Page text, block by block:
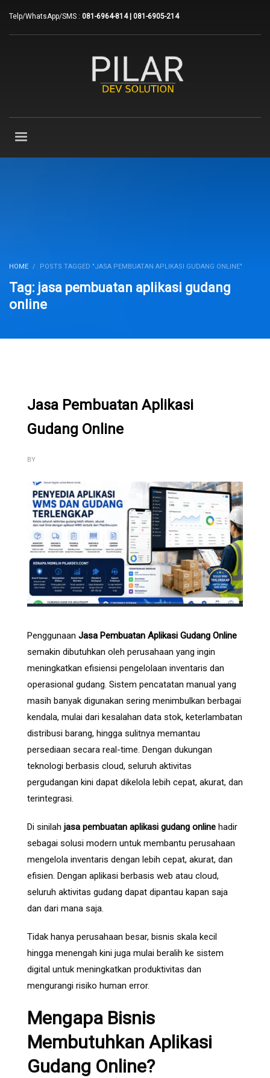
Telp/WhatsApp/SMS : 081-6964-814 | 081-6905-214
HOME POSTS TAGGED "JASA PEMBUATAN APLIKASI GUDANG ONLINE"
Tag: jasa pembuatan aplikasi gudang
online
Jasa Pembuatan Aplikasi
Gudang Online
BY
Penggunaan Jasa Pembuatan Aplikasi Gudang Online
semakin dibutuhkan oleh perusahaan yang ingin
meningkatkan efisiensi pengelolaan inventaris dan
operasional gudang. Sistem pencatatan manual yang
masih banyak digunakan sering menimbulkan berbagai
kendala, mulai dari kesalahan data stok, keterlambatan
distribusi barang, hingga sulitnya memantau
persediaan secara real-time. Dengan dukungan
teknologi berbasis cloud, seluruh aktivitas
pergudangan kini dapat dikelola lebih cepat, akurat, dan
terintegrasi.
Di sinilah jasa pembuatan aplikasi gudang online hadir
sebagai solusi modern untuk membantu perusahaan
mengelola inventaris dengan lebih cepat, akurat, dan
efisien. Dengan aplikasi berbasis web atau cloud,
seluruh aktivitas gudang dapat dipantau kapan saja
dan dari mana saja.
Tidak hanya perusahaan besar, bisnis skala kecil
hingga menengah kini juga mulai beralih ke sistem
digital untuk meningkatkan produktivitas dan
mengurangi risiko human error.
Mengapa Bisnis
Membutuhkan Aplikasi
Gudang Online?